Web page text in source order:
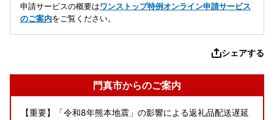
申請サービスの概要はワンストップ特例オンライン申請サービス
のご案内をご覧ください。
シェアする
門真市からのご案内
【重要】「令和8年熊本地震」の影響による返礼品配送遅延